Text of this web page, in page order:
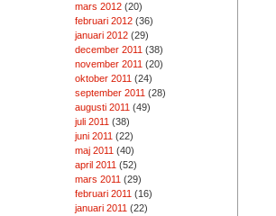
mars 2012(20)
februari 2012(36)
januari 2012(29)
december 2011 (38)
november 2011 (20)
oktober 2011 (24)
september 2011 (28)
augusti 2011 (49)
juli 2011 (38)
juni 2011 (22)
maj 2011 (40)
april 2011 (52)
mars 2011 (29)
februari 2011 (16)
januari 2011 (22)